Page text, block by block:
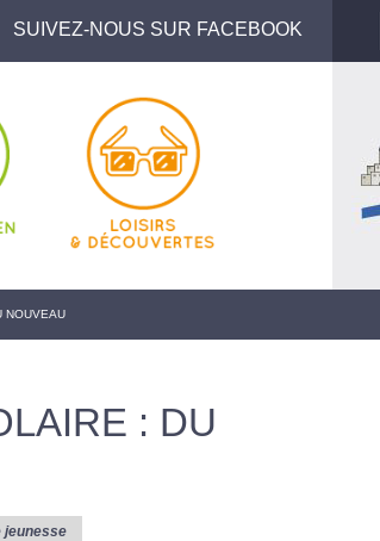
SUIVEZ-NOUS SUR FACEBOOK
NOUVEAU
: DU
jeunesse